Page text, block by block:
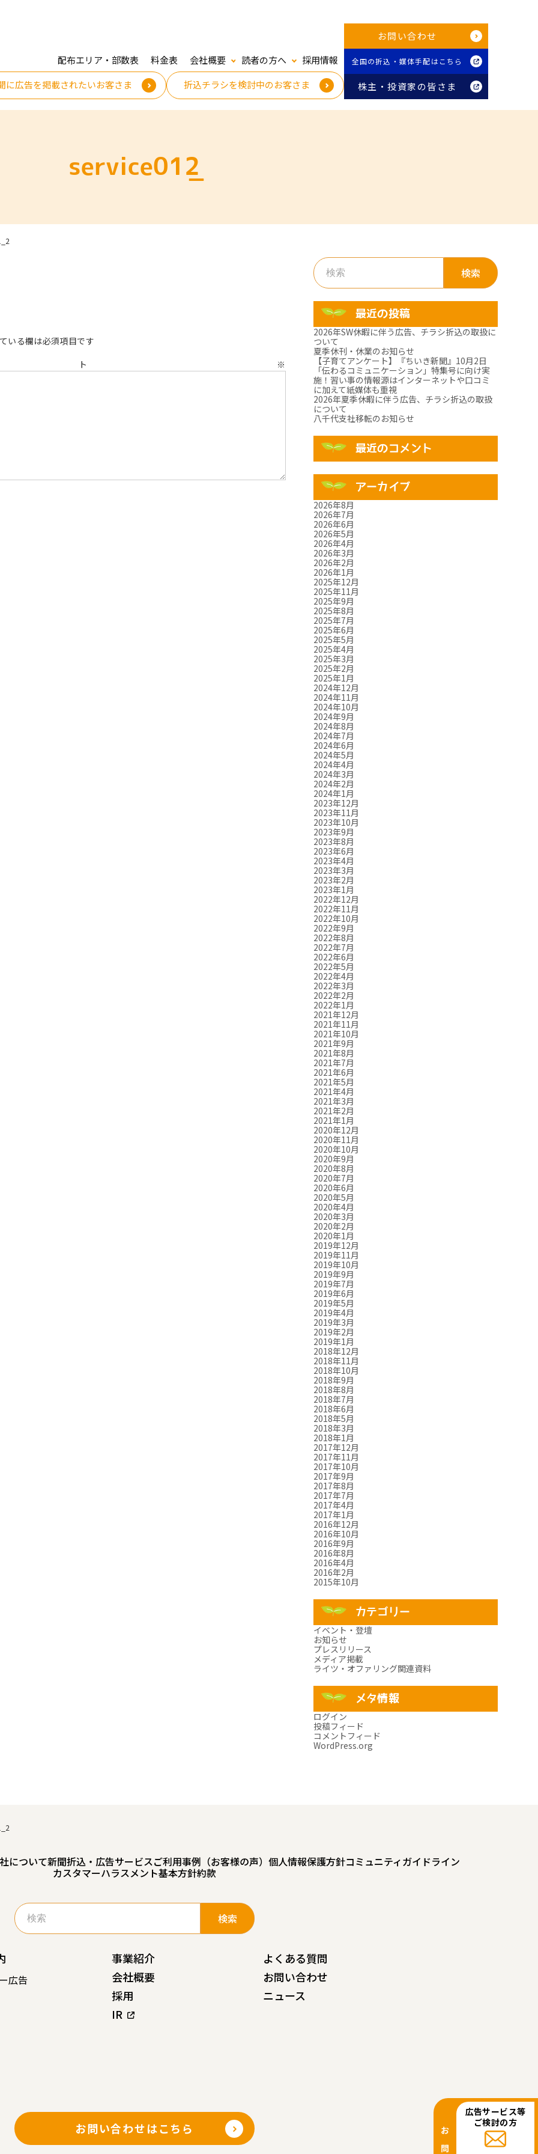
配布エリア・部数表 料金表 会社概要 読者の方へ
採用情報
に広告を掲載されたいお客さま
折込チラシを検討中のお客さま
お問い合わせ
全国の折込・媒体手配はこちら
株主・投資家の皆さま
service01_2
いる欄は必須項目です
ント ※
検
索:
最近の投稿
2026年SW休暇に伴う広告、チラシ折込の取扱に
ついて
夏季休刊・休業のお知らせ
【子育てアンケート】『ちいき新聞』10月2日
「伝わるコミュニケーション」特集号に向け実
施！習い事の情報源はインターネットや口コミ
に加えて紙媒体も重視
2026年夏季休暇に伴う広告、チラシ折込の取扱
について
八千代支社移転のお知らせ
最近のコメント
アーカイブ
2026年8月
2026年7月
2026年6月
2026年5月
2026年4月
2026年3月
2026年2月
2026年1月
2025年12月
2025年11月
2025年9月
2025年8月
2025年7月
2025年6月
2025年5月
2025年4月
2025年3月
2025年2月
2025年1月
2024年12月
2024年11月
2024年10月
2024年9月
2024年8月
2024年7月
2024年6月
2024年5月
2024年4月
2024年3月
2024年2月
2024年1月
2023年12月
2023年11月
2023年10月
2023年9月
2023年8月
2023年6月
2023年4月
2023年3月
2023年2月
2023年1月
2022年12月
2022年11月
2022年10月
2022年9月
2022年8月
2022年7月
2022年6月
2022年5月
2022年4月
2022年3月
2022年2月
2022年1月
2021年12月
2021年11月
2021年10月
2021年9月
2021年8月
2021年7月
2021年6月
2021年5月
2021年4月
2021年3月
2021年2月
2021年1月
2020年12月
2020年11月
2020年10月
2020年9月
2020年8月
2020年7月
2020年6月
2020年5月
2020年4月
2020年3月
2020年2月
2020年1月
2019年12月
2019年11月
2019年10月
2019年9月
2019年7月
2019年6月
2019年5月
2019年4月
2019年3月
2019年2月
2019年1月
2018年12月
2018年11月
2018年10月
2018年9月
2018年8月
2018年7月
2018年6月
2018年5月
2018年3月
2018年1月
2017年12月
2017年11月
2017年10月
2017年9月
2017年8月
2017年7月
2017年4月
2017年1月
2016年12月
2016年10月
2016年9月
2016年8月
2016年4月
2016年2月
2015年10月
カテゴリー
イベント・登壇
お知らせ
プレスリリース
メディア掲載
ライツ・オファリング関連資料
メタ情報
ログイン
投稿フィード
コメントフィード
WordPress.org
について新聞折込・広告サービスご利用事例（お客様の声） 個人情報保護方針コミュニティガイドライン
カスタマーハラスメント基本方針約款
検
索:
広告
事業紹介
会社概要
採用
IR
よくある質問
お問い合わせ
ニュース
お問い合わせはこちら
広告サービス等
ご検討の方